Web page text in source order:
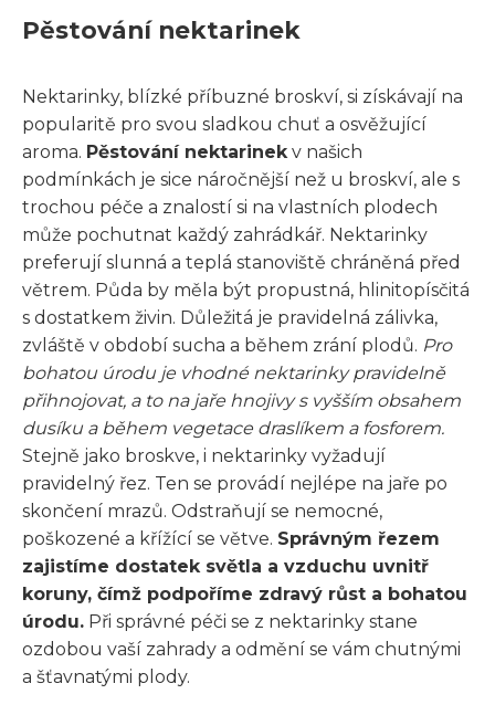
Pěstování nektarinek
Nektarinky, blízké příbuzné broskví, si získávají na
popularitě pro svou sladkou chuť a osvěžující
aroma. Pěstování nektarinek v našich
podmínkách je sice náročnější než u broskví, ale s
trochou péče a znalostí si na vlastních plodech
může pochutnat každý zahrádkář. Nektarinky
preferují slunná a teplá stanoviště chráněná před
větrem. Půda by měla být propustná, hlinitopísčitá
s dostatkem živin. Důležitá je pravidelná zálivka,
zvláště v období sucha a během zrání plodů. Pro
bohatou úrodu je vhodné nektarinky pravidelně
přihnojovat, a to na jaře hnojivy s vyšším obsahem
dusíku a během vegetace draslíkem a fosforem.
Stejně jako broskve, i nektarinky vyžadují
pravidelný řez. Ten se provádí nejlépe na jaře po
skončení mrazů. Odstraňují se nemocné,
poškozené a křížící se větve. Správným řezem
zajistíme dostatek světla a vzduchu uvnitř
koruny, čímž podpoříme zdravý růst a bohatou
úrodu. Při správné péči se z nektarinky stane
ozdobou vaší zahrady a odmění se vám chutnými
a šťavnatými plody.